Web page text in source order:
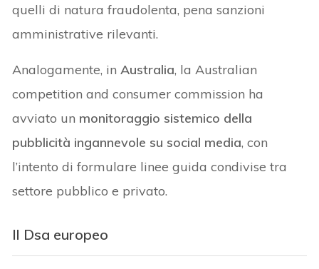
quelli di natura fraudolenta, pena sanzioni
amministrative rilevanti.
Analogamente, in Australia, la Australian
competition and consumer commission ha
avviato un monitoraggio sistemico della
pubblicità ingannevole su social media, con
l’intento di formulare linee guida condivise tra
settore pubblico e privato.
Il Dsa europeo